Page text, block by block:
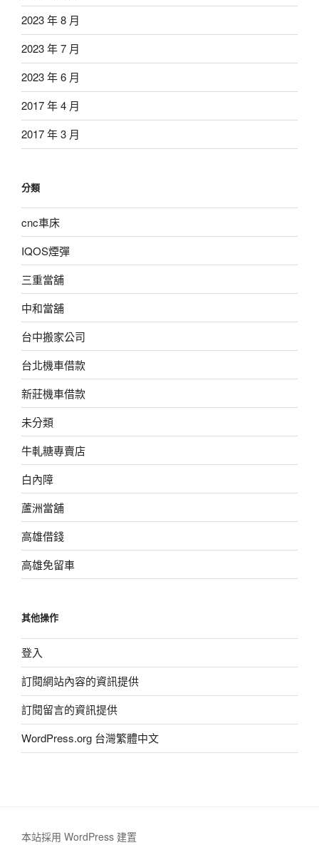
2023 年 8 月
2023 年 7 月
2023 年 6 月
2017 年 4 月
2017 年 3 月
分類
cnc車床
IQOS煙彈
三重當舖
中和當舖
台中搬家公司
台北機車借款
新莊機車借款
未分類
牛軋糖專賣店
白內障
蘆洲當舖
高雄借錢
高雄免留車
其他操作
登入
訂閱網站內容的資訊提供
訂閱留言的資訊提供
WordPress.org 台灣繁體中文
本站採用 WordPress 建置